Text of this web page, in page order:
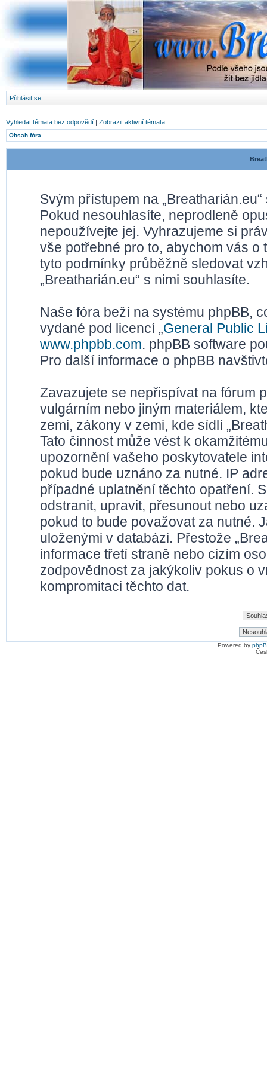
Přihlásit se
Vyhledat témata bez odpovědí | Zobrazit aktivní témata
Obsah fóra
Svým přístupem na
Pokud nesouhlasíte, neprodleně
nepoužívejte jej. Vyhrazujeme si
vše potřebné pro to, abychom vás o
tyto podmínky průběžně sledovat
„Breatharián.eu“ s nimi souhlasíte.
Naše fóra beží na systému phpBB,
vydané pod licencí „General Public
www.phpbb.com. phpBB software
Pro další informace o phpBB
Zavazujete se nepřispívat na fórum
vulgárním nebo jiným materiálem,
zemi, zákony v zemi, kde sídlí
Tato činnost může vést k
upozornění vašeho poskytovatele
pokud bude uznáno za nutné. IP
případné uplatnění těchto opatření.
odstranit, upravit, přesunout nebo
pokud to bude považovat za nutné.
uloženými v databázi. Přestože
informace třetí straně nebo cizím
zodpovědnost za jakýkoliv pokus o
kompromitaci těchto dat.
Powered by